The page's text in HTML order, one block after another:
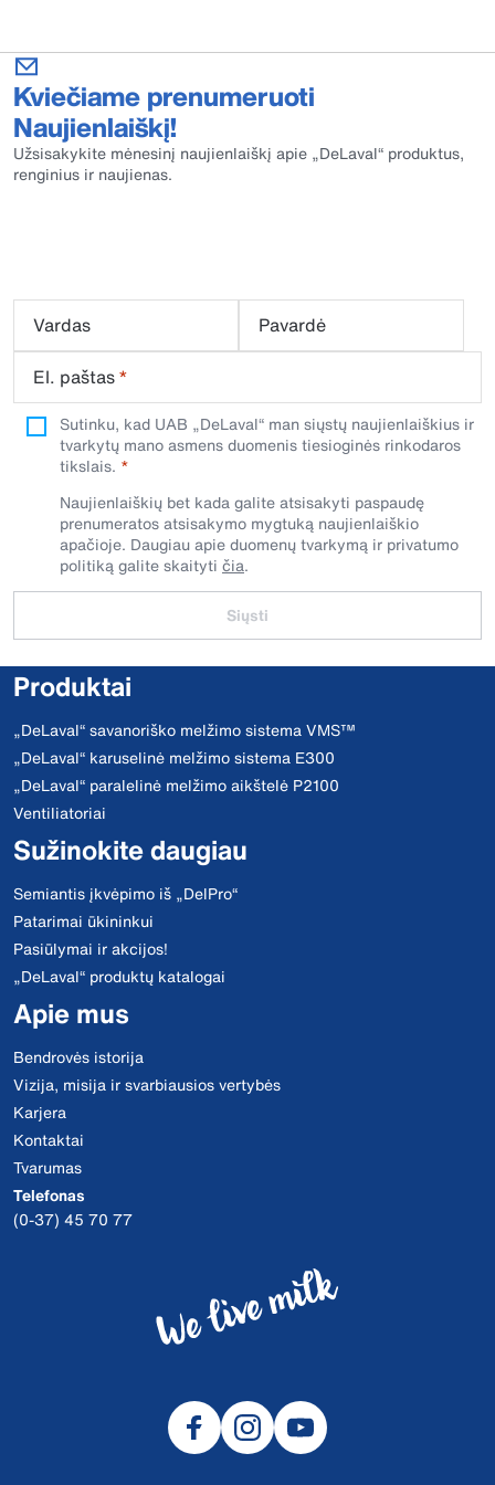
Kviečiame prenumeruoti
Naujienlaiškį!
Užsisakykite mėnesinį naujienlaiškį apie „DeLaval“ produktus,
renginius ir naujienas.
Vardas
Pavardė
El. paštas*
Sutinku, kad UAB „DeLaval“ man siųstų naujienlaiškius ir
tvarkytų mano asmens duomenis tiesioginės rinkodaros
tikslais.
Naujienlaiškių bet kada galite atsisakyti paspaudę
prenumeratos atsisakymo mygtuką naujienlaiškio
apačioje. Daugiau apie duomenų tvarkymą ir privatumo
politiką galite skaityti čia.
Siųsti
Produktai
„DeLaval“ savanoriško melžimo sistema VMS™
„DeLaval“ karuselinė melžimo sistema E300
„DeLaval“ paralelinė melžimo aikštelė P2100
Ventiliatoriai
Sužinokite daugiau
Semiantis įkvėpimo iš „DelPro“
Patarimai ūkininkui
Pasiūlymai ir akcijos!
„DeLaval“ produktų katalogai
Apie mus
Bendrovės istorija
Vizija, misija ir svarbiausios vertybės
Karjera
Kontaktai
Tvarumas
Telefonas
(0-37) 45 70 77